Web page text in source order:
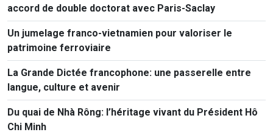
accord de double doctorat avec Paris-Saclay
Un jumelage franco-vietnamien pour valoriser le
patrimoine ferroviaire
La Grande Dictée francophone: une passerelle entre
langue, culture et avenir
Du quai de Nhà Rông: l’héritage vivant du Président Hô
Chi Minh